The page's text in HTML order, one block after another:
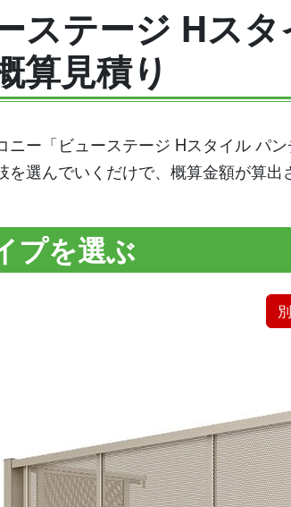
ステージ Hス
算見積り
ニー「ビューステージ Hスタイル パ
を選んでいくだけで、概算金額が算出
プを選ぶ